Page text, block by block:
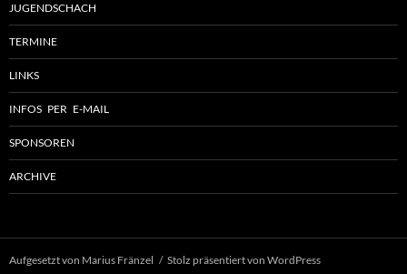
JUGENDSCHACH
TERMINE
LINKS
INFOS PER E-MAIL
SPONSOREN
ARCHIVE
Aufgesetzt von Marius Fränzel Stolz präsentiert von WordPress